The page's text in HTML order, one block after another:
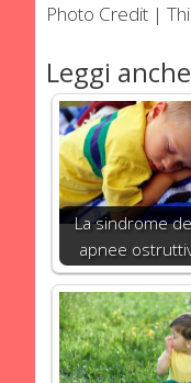
Photo Credit |
Leggi
La sindrome
apnee